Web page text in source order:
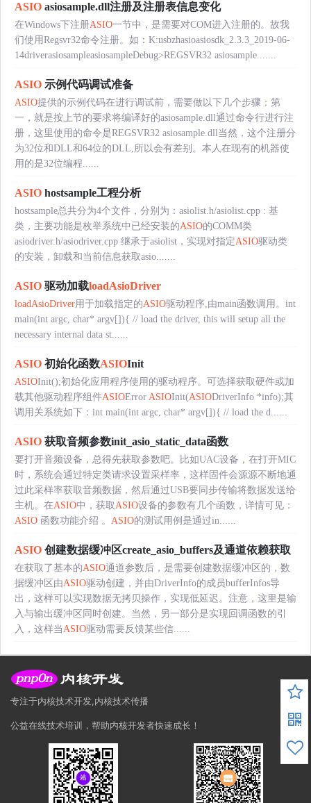
ASIO asiosample.dll注册及注册表信息变化
在Windows下注册ASIO一节中，是需要对COM进入注册的。故我
们使用Regsvr32命令注册。如：K:usbzhasioasiosdk_2.3.3_2019-06-
14driverasiosampleasiosampleDebug>REGSVR32 asiosample.......
ASIO 示例代码调试准备
ASIO提供的示例代码在进行调试前，需要做以下几个步骤：第
一，就是按上节的要求将编译好的asiosample.dll通过命令行进行注
册，这里使用的命令是REGSVR32 asiosample.dll当然，这个注册分
为32位和DLL和64位的DLL,所以会有差别。本人在现有的机器使
用的是32位编程......
ASIO hostsample工程分析
hostsample总共分为4个文件，分别为：asiolist.h/asiolist.cpp : 基
类，主要功能是枚举系统中已经安装的ASIO的COMM类
asiodriver.h/asiodriver.cpp 继承于asiolist，实现对指定ASIO驱动类
的安装，卸载和当前信息获取asio.......
ASIO 驱动加载loadAsioDriver
loadAsioDriver用于加载指定的ASIO驱动程序,由main函数调用。int
main(int argc, char* argv[]){ // load the driver, this will setup all the
necessary internal data st......
ASIO 初始化函数ASIOInit
ASIOInit();初始化应用程序使用的驱动程序。可选择获取硬件或加
载其他驱动程序组件ASIOError ASIOInit(ASIODriverInfo *info);其
调用关系统如下：int main(int argc, char* argv[]){ // load the d......
ASIO 获取音频参数init_asio_static_data函数
要打开音频设备，总得先获取参数吧。比如UAC设备，在打开MIC
时，系统会通过特定类请求设置采样率，这样固件会源源不断地通
过此采样率获取音频数据，然后通过USB要同步传输将数据发送给
主机。在ASIO中，获取ASIO设备的参数有几个函数，详情可见：
ASIO 函数功能介绍 。 ASIO的测试用例是通过in......
ASIO 创建数据缓冲区create_asio_buffers及通道依赖获取
在获取了基本的ASIO通道参数后，是需要创建数据缓冲区的，数
据缓冲区由ASIO驱动创建，并由DriverInfo的成员bufferInfos导
出，这样可以实现数据无拷贝操作，实现低延迟。注意，这里是输
入与输出缓冲区同时创建。当然，另一部分是实现回调函数的引
入，这样当ASIO驱动需要反馈某些信......
专注于内核技术开发,内核技术传播
公益在线技术培训，帮助内核开发者快速成长！